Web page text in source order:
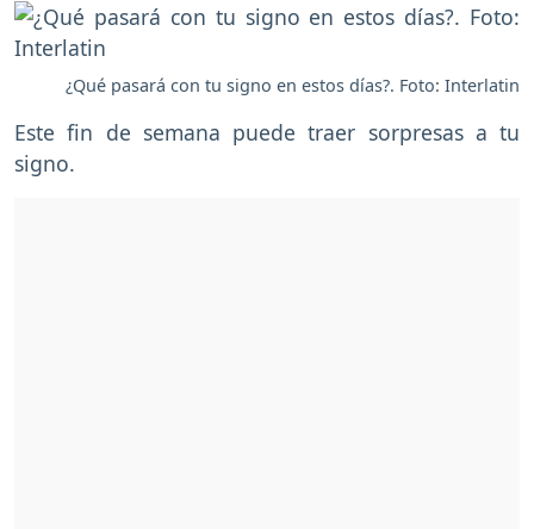
¿Qué pasará con tu signo en estos días?. Foto: Interlatin
Este fin de semana puede traer sorpresas a tu
signo.